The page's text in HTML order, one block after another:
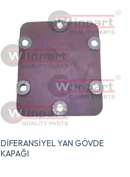
DİFERANSİYEL YAN GÖVDE
KAPAĞI